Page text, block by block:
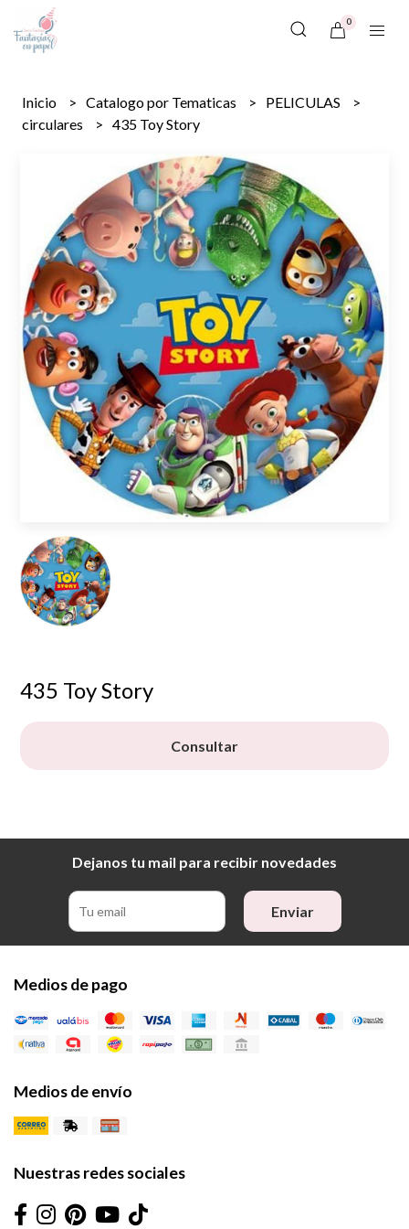
0
Inicio Catalogo por Tematicas
PELICULAS
circulares
435 Toy Story
435 Toy Story
Consultar
Dejanos tu mail para recibir novedades
Enviar
Medios de pago
Medios de envío
Nuestras redes sociales